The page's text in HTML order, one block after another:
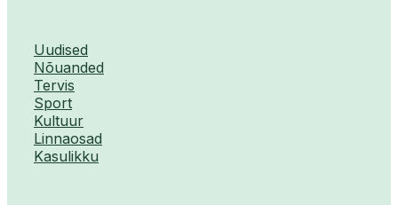
Uudised
Nõuanded
Tervis
Sport
Kultuur
Linnaosad
Kasulikku